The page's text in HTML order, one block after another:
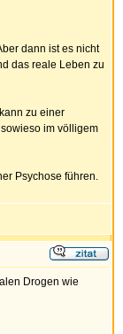
dann ist es nicht
das reale Leben zu
zu einer
im völligem
Psychose führen.
Drogen wie